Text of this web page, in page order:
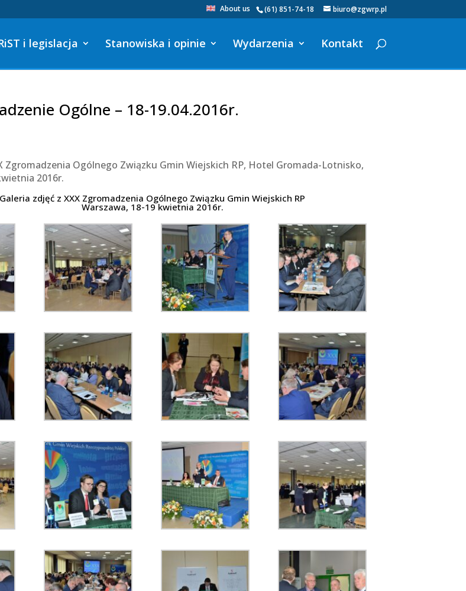
(61) 851-74-18 biuro@zgwrp.pl
About us
i legislacja Stanowiska i opinie Wydarzenia Kontakt
Ogólne – 18-19.04.2016r.
Zgromadzenia Ogólnego Związku Gmin Wiejskich RP, Hotel Gromada-Lotnisko,
2016r.
Galeria zdjęć z XXX Zgromadzenia Ogólnego Związku Gmin Wiejskich RP
Warszawa, 18-19 kwietnia 2016r.